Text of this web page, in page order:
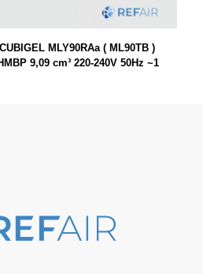
MLY90RAa ( ML90TB )
9,09 cm³ 220-240V 50Hz ~1